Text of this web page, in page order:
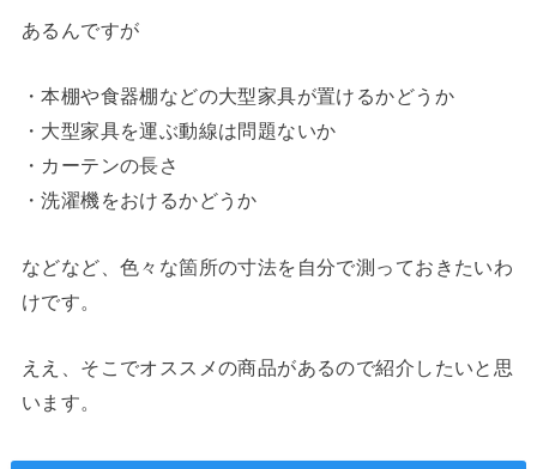
あるんですが
・本棚や食器棚などの大型家具が置けるかどうか
・大型家具を運ぶ動線は問題ないか
・カーテンの長さ
・洗濯機をおけるかどうか
などなど、色々な箇所の寸法を自分で測っておきたいわ
けです。
ええ、そこでオススメの商品があるので紹介したいと思
います。